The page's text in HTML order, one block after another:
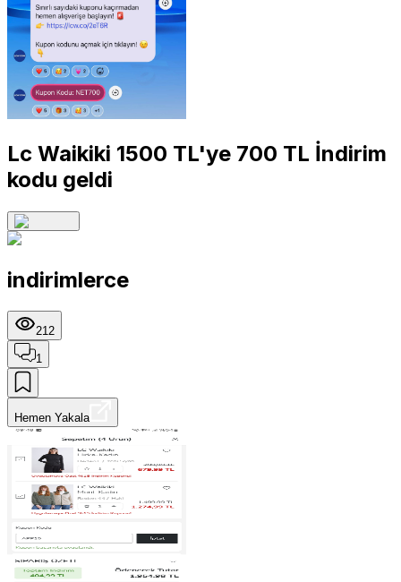
Lc Waikiki 1500 TL'ye 700 TL İndirim
kodu geldi
indirimlerce
212
1
Hemen Yakala